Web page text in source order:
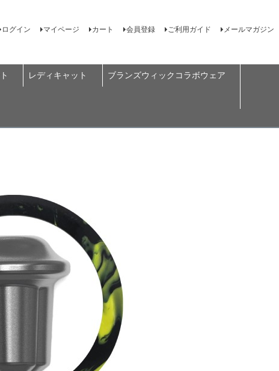
ログイン マイページ カート 会員登録 ご利用ガイド メールマガジン
レディキャット ブランズウィックコラボウェア